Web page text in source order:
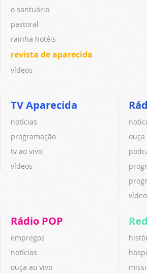
o santuário
pastoral
rainha hotéis
revista de aparecida
vídeos
TV Aparecida
notícias
programação
tv ao vivo
vídeos
ouça
Rádio POP
empregos
notícias
ouça ao vivo